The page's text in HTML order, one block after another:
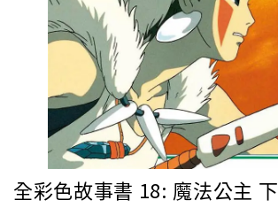
全彩色故事書 18: 魔法公主 下